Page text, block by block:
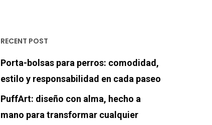
RECENT POST
Porta-bolsas para perros: comodidad,
estilo y responsabilidad en cada paseo
PuffArt: diseño con alma, hecho a
mano para transformar cualquier